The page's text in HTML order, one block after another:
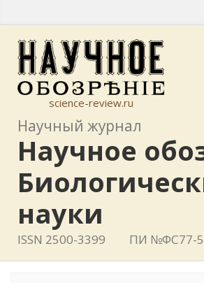
science-review.ru
Научный журнал
Научное
науки
ISSN 2500-3399 ПИ №ФС77-